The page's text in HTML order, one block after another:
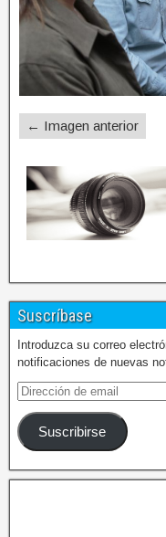
← Imagen anterior
Suscríbase
Introduzca su correo
notificaciones de nuevas
Suscribirse